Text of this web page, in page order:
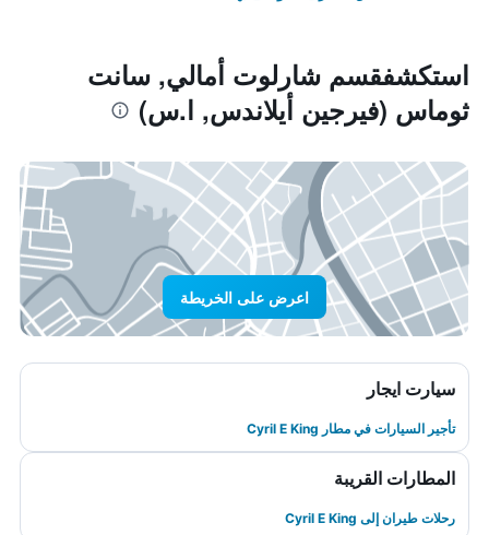
استكشفقسم شارلوت أمالي, سانت
ثوماس (فيرجين أيلاندس, ا.س)
اعرض على الخريطة
سيارت ايجار
تأجير السيارات في مطار Cyril E King
المطارات القريبة
رحلات طيران إلى Cyril E King